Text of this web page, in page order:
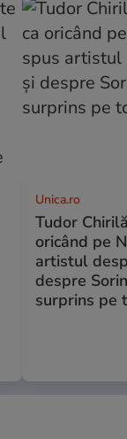
Unica.ro
Tudor
oricând pe
artistul
despre
surprins pe